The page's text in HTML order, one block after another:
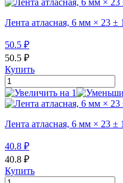
Лента атласная, 6 мм × 23
50.5 ₽
50.5 ₽
Купить
Лента атласная, 6 мм × 23
40.8 ₽
40.8 ₽
Купить